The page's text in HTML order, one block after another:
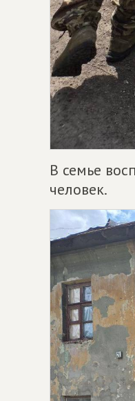
В семье
человек.